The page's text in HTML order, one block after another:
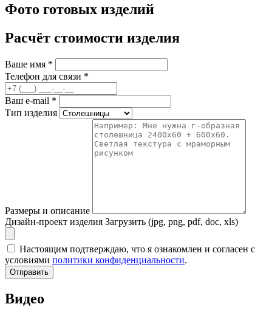
Фото готовых изделий
Расчёт стоимости изделия
Ваше имя *
Телефон для связи *
Ваш e-mail *
Тип изделия
Размеры и описание
Дизайн-проект изделия Загрузить (jpg, png, pdf, doc, xls)
Настоящим подтверждаю, что я ознакомлен и согласен с
условиями политики конфиденциальности.
Отправить
Видео